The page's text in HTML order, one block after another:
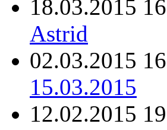
18.03.2015
Astrid
02.03.2015
15.03.2015
12.02.2015